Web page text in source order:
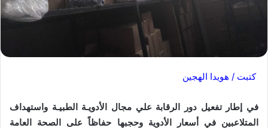
كتبت / هويدا الهجين
في إطار تفعيل دور الرقابة علي مجال الأدويـة الطبيـة واستهداف
المتلاعبين في أسعار الأدوية وحجبها حفاظاً على الصحة العامة